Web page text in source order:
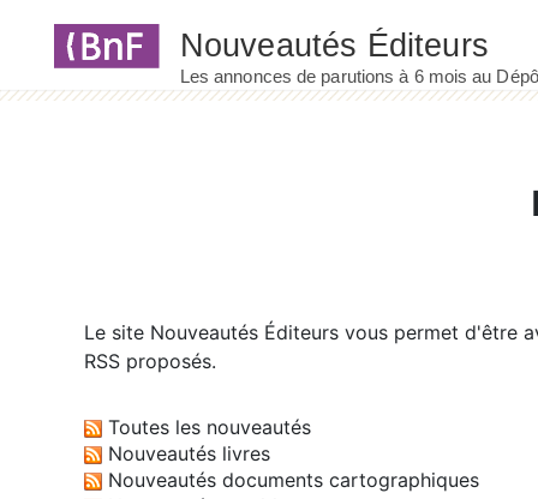
Le site Nouveautés Éditeurs vous permet d'être
RSS proposés.
Toutes les nouveautés
Nouveautés livres
Nouveautés documents cartographiques